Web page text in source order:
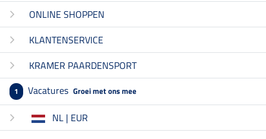
ONLINE SHOPPEN
KLANTENSERVICE
KRAMER PAARDENSPORT
1 Vacatures Groei met ons mee
NL | EUR